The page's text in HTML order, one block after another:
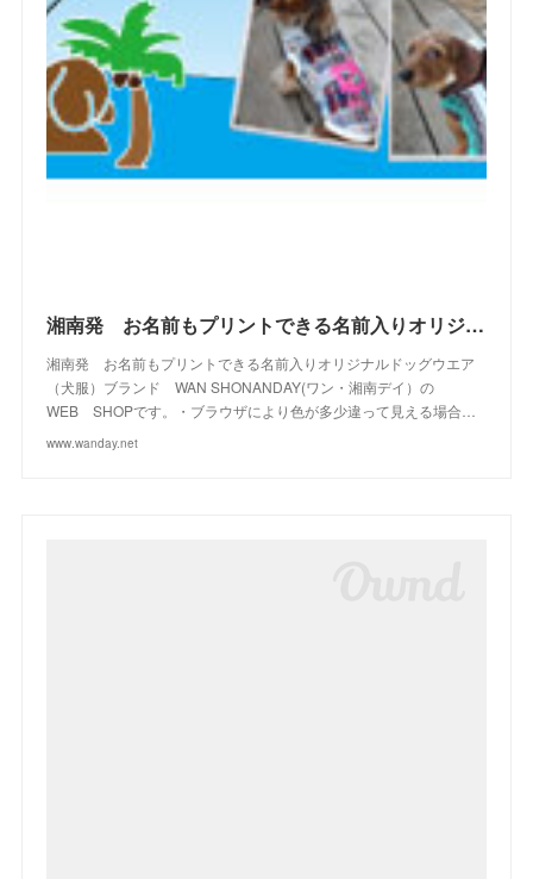
(4)
4)
(13)
(11
(15)
10)
(16)
13)
(28)
(21)
23)
)
(2) 湘南発 お名前もプリントできる名前入りオリジナルドッグウエアブランド WAN SHONANDAY(ワン・湘南デイ）の WEB SHOPです
湘南発 お名前もプリントできる名前入りオリジナルドッグウエア
（犬服）ブランド WAN SHONANDAY(ワン・湘南デイ）の
WEB SHOPです。・ブラウザにより色が多少違って見える場合…
www.wanday.net